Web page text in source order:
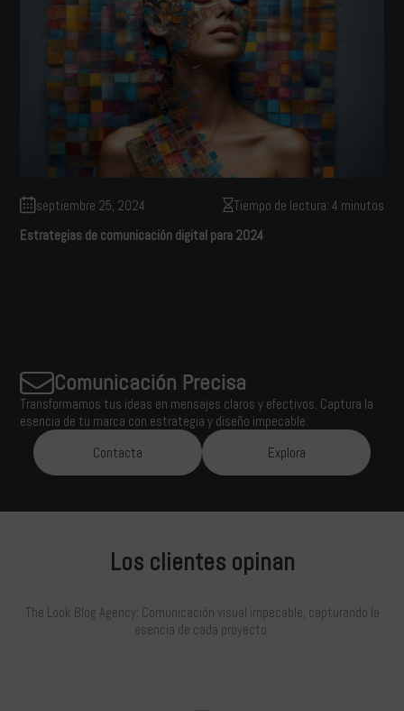
septiembre 25, 2024
Tiempo de lectura: 4 minutos
Estrategias de comunicación digital para 2024
Comunicación Precisa
Transformamos tus ideas en mensajes claros y efectivos. Captura la
esencia de tu marca con estrategia y diseño impecable.
Contacta
Explora
Los clientes opinan
The Look Blog Agency: Comunicación visual impecable, capturando la
esencia de cada proyecto.